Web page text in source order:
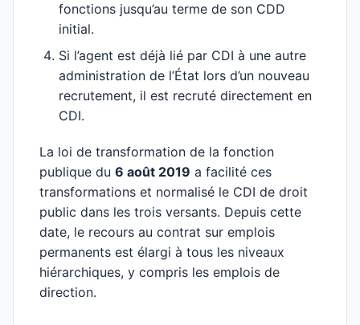
fonctions jusqu’au terme de son CDD
initial.
Si l’agent est déjà lié par CDI à une autre
administration de l’État lors d’un nouveau
recrutement, il est recruté directement en
CDI.
La loi de transformation de la fonction
publique du 6 août 2019 a facilité ces
transformations et normalisé le CDI de droit
public dans les trois versants. Depuis cette
date, le recours au contrat sur emplois
permanents est élargi à tous les niveaux
hiérarchiques, y compris les emplois de
direction.